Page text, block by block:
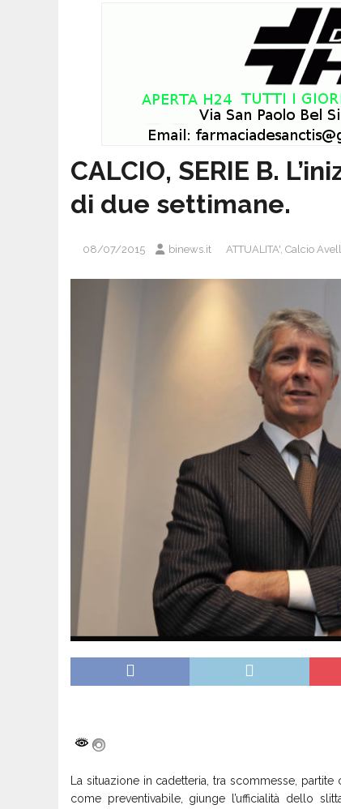
CALCIO, SERIE B.
di due settimane.
08/07/2015 binews.it ATTUALITA', Calcio
La situazione in cadetteria, tra scommesse,
come preventivabile, giunge l’ufficialità dello